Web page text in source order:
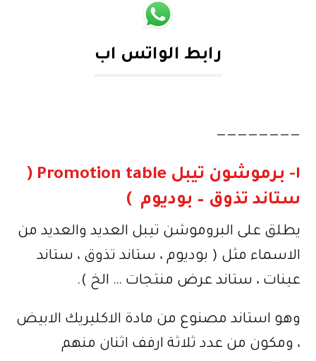
رابط الواتس اب
————————
١- برموشون تيبل Promotion table (
ستاند تذوق – بوديوم ‬‎ )
يطلق على البروموشن تيبل العديد والعديد من
الاسماء مثل ( بوديوم ، ستاند تذوق ، ستاند
عينات ، ستاند عرض منتجات … الخ ).
وهو استاند مصنوع من مادة الاكليريك الابيض
، ومكون من عدد ثلاثة ارفف اثنان منهم